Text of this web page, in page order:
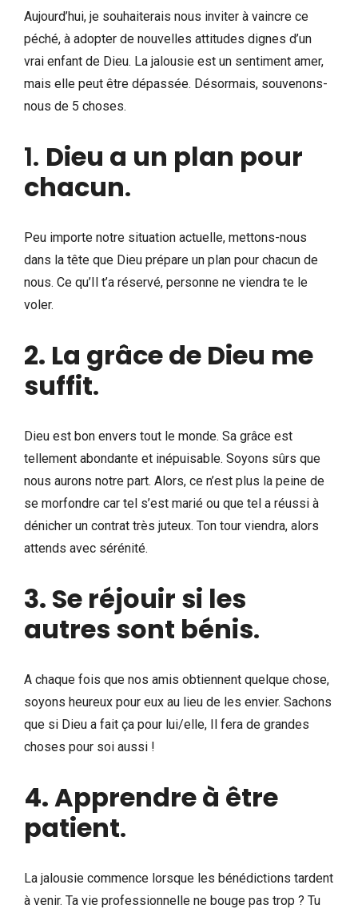
Aujourd’hui, je souhaiterais nous inviter à vaincre ce
péché, à adopter de nouvelles attitudes dignes d’un
vrai enfant de Dieu. La jalousie est un sentiment amer,
mais elle peut être dépassée. Désormais, souvenons-
nous de 5 choses.
1. Dieu a un plan pour
chacun.
Peu importe notre situation actuelle, mettons-nous
dans la tête que Dieu prépare un plan pour chacun de
nous. Ce qu’Il t’a réservé, personne ne viendra te le
voler.
2. La grâce de Dieu me
suffit.
Dieu est bon envers tout le monde. Sa grâce est
tellement abondante et inépuisable. Soyons sûrs que
nous aurons notre part. Alors, ce n’est plus la peine de
se morfondre car tel s’est marié ou que tel a réussi à
dénicher un contrat très juteux. Ton tour viendra, alors
attends avec sérénité.
3. Se réjouir si les
autres sont bénis.
A chaque fois que nos amis obtiennent quelque chose,
soyons heureux pour eux au lieu de les envier. Sachons
que si Dieu a fait ça pour lui/elle, Il fera de grandes
choses pour soi aussi !
4. Apprendre à être
patient.
La jalousie commence lorsque les bénédictions tardent
à venir. Ta vie professionnelle ne bouge pas trop ? Tu